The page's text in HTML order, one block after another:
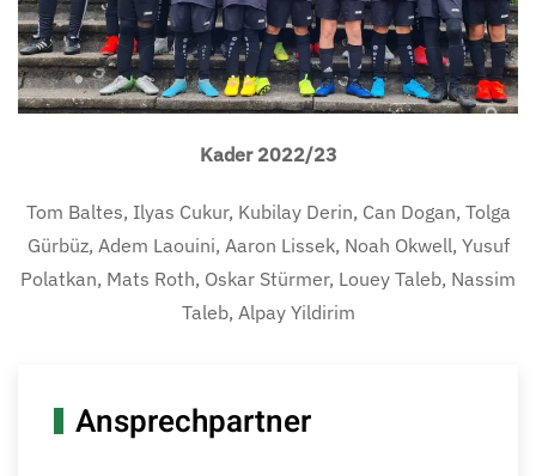
Kader 2022/23
Tom Baltes, Ilyas Cukur, Kubilay Derin, Can Dogan, Tolga
Gürbüz, Adem Laouini, Aaron Lissek, Noah Okwell, Yusuf
Polatkan, Mats Roth, Oskar Stürmer, Louey Taleb, Nassim
Taleb, Alpay Yildirim
Ansprechpartner